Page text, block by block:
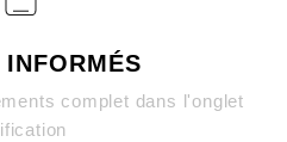
INFORMÉS
complet dans l'onglet